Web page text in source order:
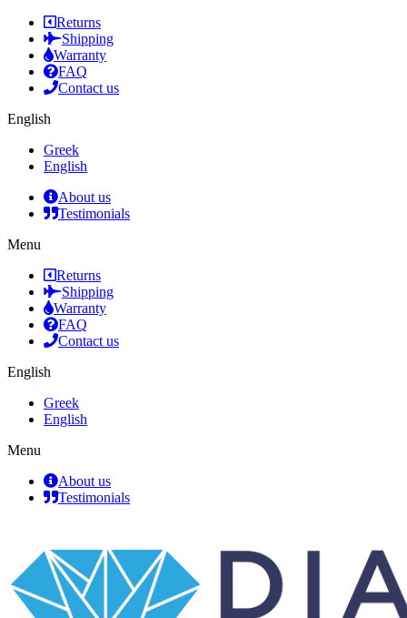
Returns
Shipping
Warranty
FAQ
Contact us
English
Greek
English
About us
Testimonials
Menu
Returns
Shipping
Warranty
FAQ
Contact us
English
Greek
English
Menu
About us
Testimonials